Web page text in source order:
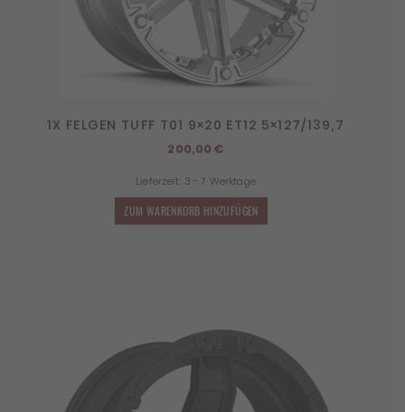
1X FELGEN TUFF T01 9×20 ET12 5×127/139,7
200,00€
Lieferzeit: 3 - 7 Werktage
ZUM WARENKORB HINZUFÜGEN